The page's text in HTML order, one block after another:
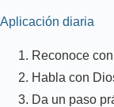
Aplicación diaria
Reconoce
Habla con
Da un paso